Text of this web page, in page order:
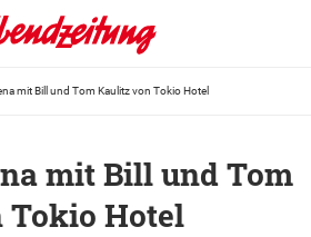
mit Bill und Tom Kaulitz von Tokio Hotel
mit Bill und Tom
Hotel